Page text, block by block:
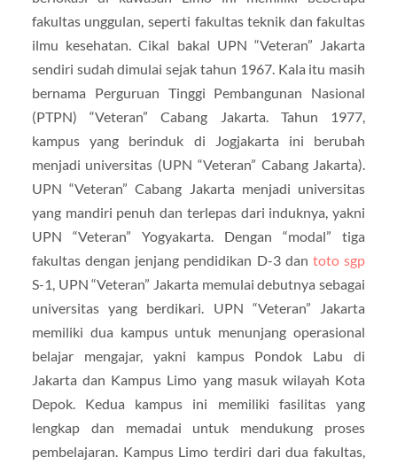
fakultas unggulan, seperti fakultas teknik dan fakultas
ilmu kesehatan. Cikal bakal UPN “Veteran” Jakarta
sendiri sudah dimulai sejak tahun 1967. Kala itu masih
bernama Perguruan Tinggi Pembangunan Nasional
(PTPN) “Veteran” Cabang Jakarta. Tahun 1977,
kampus yang berinduk di Jogjakarta ini berubah
menjadi universitas (UPN “Veteran” Cabang Jakarta).
UPN “Veteran” Cabang Jakarta menjadi universitas
yang mandiri penuh dan terlepas dari induknya, yakni
UPN “Veteran” Yogyakarta. Dengan “modal” tiga
fakultas dengan jenjang pendidikan D-3 dan toto sgp
S-1, UPN “Veteran” Jakarta memulai debutnya sebagai
universitas yang berdikari. UPN “Veteran” Jakarta
memiliki dua kampus untuk menunjang operasional
belajar mengajar, yakni kampus Pondok Labu di
Jakarta dan Kampus Limo yang masuk wilayah Kota
Depok. Kedua kampus ini memiliki fasilitas yang
lengkap dan memadai untuk mendukung proses
pembelajaran. Kampus Limo terdiri dari dua fakultas,